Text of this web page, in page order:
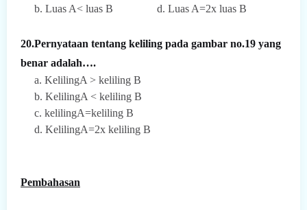
b. Luas A< luas B
d. Luas A=2x luas B
20.Pernyataan tentang keliling pada gambar no.19 yang
benar adalah….
a. KelilingA > keliling B
b. KelilingA < keliling B
c. kelilingA=keliling B
d. KelilingA=2x keliling B
Pembahasan